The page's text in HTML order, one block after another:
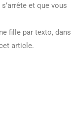
et que vous
fille par texto, dans
article.